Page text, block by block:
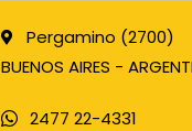
Pergamino (2700)
BUENOS AIRES -
2477 22-4331